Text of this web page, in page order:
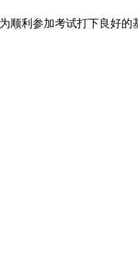
顺利参加考试打下良好的